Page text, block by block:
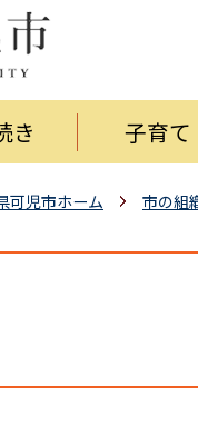
き 子育て
可児市ホーム 市の組